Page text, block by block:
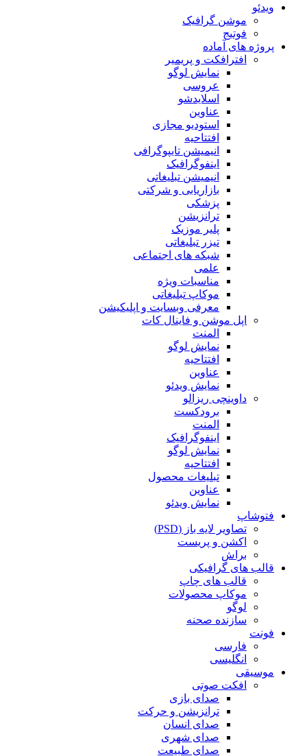
ویدئو
موشن گرافیک
فوتیج
پروژه های آماده
افترافکت و پریمیر
نمایش لوگو
عروسی
اسلایدشو
عناوین
استودیو مجازی
افتتاحیه
انیمیشن تایپوگرافی
اینفوگرافیک
انیمیشن تبلیغاتی
بازاریابی و شرکتی
پزشکی
ترانزیشن
پلیر موزیک
تیزر تبلیغاتی
شبکه های اجتماعی
علمی
مناسبات ویژه
موکاپ تبلیغاتی
معرفی وبسایت و اپلیکیشن
اپل موشن و فاینال کات
المنت
نمایش لوگو
افتتاحیه
عناوین
نمایش ویدئو
داوینچی ریزالو
برودکست
المنت
اینفوگرافیک
نمایش لوگو
افتتاحیه
تبلیغات محصول
عناوین
نمایش ویدئو
فتوشاپ
تصاویر لایه باز (PSD)
اکشن و پریست
براش
قالب های گرافیکی
قالب های چاپ
موکاپ محصولات
لوگو
سازنده صحنه
فونت
فارسی
انگلیسی
موسیقی
افکت صوتی
صدای بازی
ترانزیشن و حرکت
صدای انسان
صدای شهری
صدای طبیعت